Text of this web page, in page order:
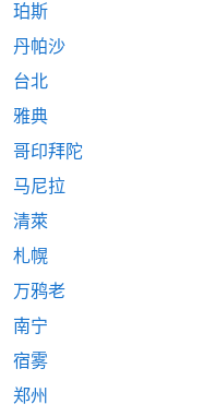
珀斯
丹帕沙
台北
雅典
哥印拜陀
马尼拉
清萊
札幌
万鸦老
南宁
宿雾
郑州